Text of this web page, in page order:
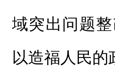
域突出问题
以造福人民